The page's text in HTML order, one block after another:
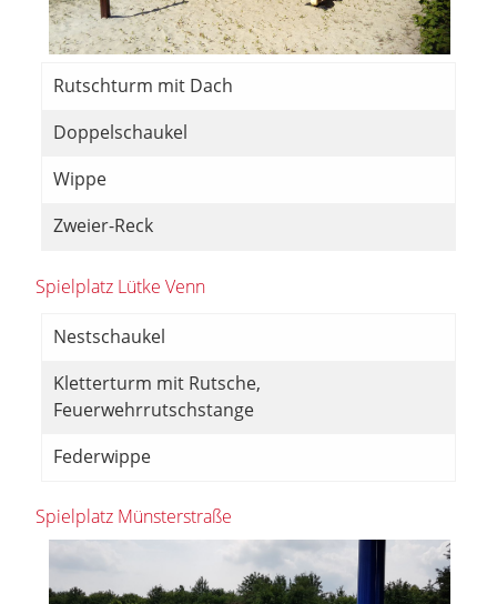
Rutschturm mit Dach
Doppelschaukel
Wippe
Zweier-Reck
Spielplatz Lütke Venn
Nestschaukel
Kletterturm mit Rutsche,
Feuerwehrrutschstange
Federwippe
Spielplatz Münsterstraße